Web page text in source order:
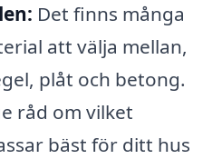
Det finns många
att välja mellan,
plåt och betong.
råd om vilket
bäst för ditt hus